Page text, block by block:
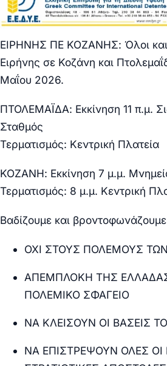
ΕΙΡΗΝΗΣ ΠΕ ΚΟΖΑΝΗΣ: Όλοι και
Ειρήνης σε Κοζάνη και
Μαΐου 2026.
ΠΤΟΛΕΜΑΪΔΑ: Εκκίνηση 11 π.μ.
Σταθμός
Τερματισμός: Κεντρική Πλατεία
ΚΟΖΑΝΗ: Εκκίνηση 7 μ.μ.
Τερματισμός: 8 μ.μ. Κεντρική
Βαδίζουμε και
ΟΧΙ ΣΤΟΥΣ ΠΟΛΕΜΟΥΣ
ΑΠΕΜΠΛΟΚΗ ΤΗΣ
ΠΟΛΕΜΙΚΟ ΣΦΑΓΕΙΟ
ΝΑ ΚΛΕΙΣΟΥΝ ΟΙ ΒΑΣΕΙΣ
ΝΑ ΕΠΙΣΤΡΕΨΟΥΝ ΟΛΕΣ ΟΙ